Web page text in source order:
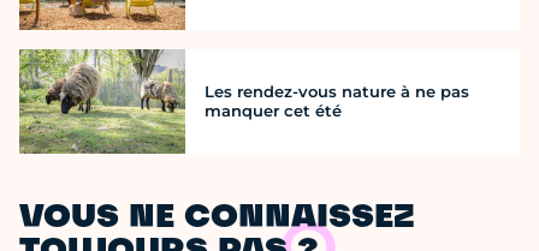
Les rendez-vous nature à ne pas
manquer cet été
VOUS NE CONNAISSEZ